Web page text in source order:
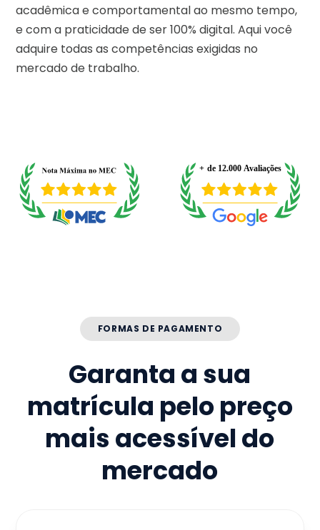
acadêmica e comportamental ao mesmo tempo,
e com a praticidade de ser 100% digital. Aqui você
adquire todas as competências exigidas no
mercado de trabalho.
FORMAS DE PAGAMENTO
Garanta a sua
matrícula pelo preço
mais acessível do
mercado